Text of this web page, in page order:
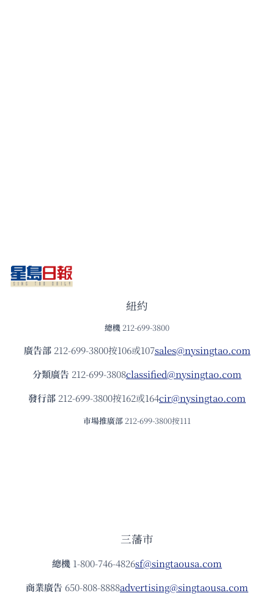
紐約
總機 212-699-3800
廣告部212-699-3800按106或107sales@nysingtao.com
分類廣告 212-699-3808classified@nysingtao.com
發⾏部 212-699-3800按162或164cir@nysingtao.com
市場推廣部 212-699-3800按111
三藩市
總機 1-800-746-4826sf@singtaousa.com
商業廣告 650-808-8888advertising@singtaousa.com